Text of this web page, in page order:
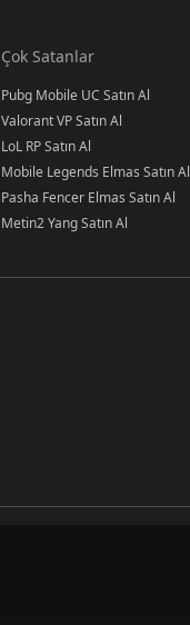
Çok Satanlar
Pubg Mobile UC Satın Al
Valorant VP Satın Al
LoL RP Satın Al
Mobile Legends Elmas Satın Al
Pasha Fencer Elmas Satın Al
Metin2 Yang Satın Al